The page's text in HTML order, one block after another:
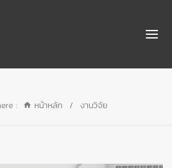
: หน้าหลัก / งานวิจัย